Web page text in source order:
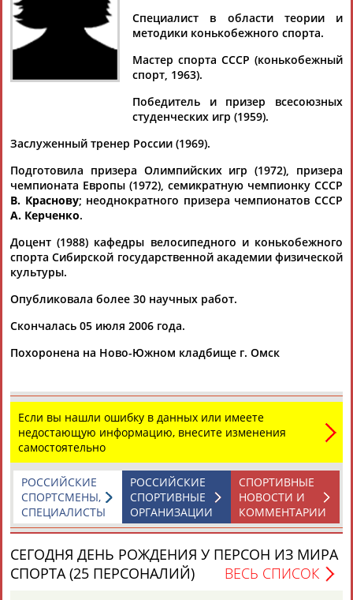
Аслаудин
АБАЕВ
Елена
АБАИМОВА
Мария
АБАКУМОВА
Юлия
АБАЛАКИНА
Тамилла
Рамазан
Ростом
Флюра
АББАТЕ-
БУЛАТОВА
Татьяна
Акжана
Каримжан
АБДРАХМАНОВ
Аделя
АБДРАХМАНОВА
Андрей
АБДУВАЛИЕВ
Герман
АБДУЛАЕВ
Специалист в области теории и
методики конькобежного спорта.
Мастер спорта СССР (конькобежный
спорт, 1963).
Победитель и призер всесоюзных
студенческих игр (1959).
Заслуженный тренер России (1969).
Подготовила призера Олимпийских игр (1972), призера
чемпионата Европы (1972), семикратную чемпионку СССР
В. Краснову; неоднократного призера чемпионатов СССР
А. Керченко.
Доцент (1988) кафедры велосипедного и конькобежного
спорта Сибирской государственной академии физической
культуры.
Опубликовала более 30 научных работ.
Скончалась 05 июля 2006 года.
Похоронена на Ново-Южном кладбище г. Омск
Если вы нашли ошибку в данных или имеете
недостающую информацию, внесите изменения
самостоятельно
СПОРТИВНЫЕ
НОВОСТИ И
КОММЕНТАРИИ
РОССИЙСКИЕ
СПОРТИВНЫЕ
ОРГАНИЗАЦИИ
РОССИЙСКИЕ
СПОРТСМЕНЫ,
СПЕЦИАЛИСТЫ
СЕГОДНЯ ДЕНЬ РОЖДЕНИЯ У ПЕРСОН ИЗ МИРА
СПОРТА (25 ПЕРСОНАЛИЙ)
ВЕСЬ СПИСОК